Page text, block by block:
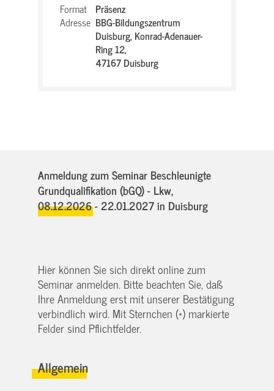
Format Präsenz
Adresse BBG-Bildungszentrum
Duisburg,Konrad-Adenauer-
Ring 12,
47167 Duisburg
Anmeldung zum Seminar Beschleunigte
Grundqualifikation (bGQ) - Lkw,
08.12.2026 - 22.01.2027in Duisburg
Hier können Sie sich direkt online zum
Seminar anmelden. Bitte beachten Sie, daß
Ihre Anmeldung erst mit unserer Bestätigung
verbindlich wird. Mit Sternchen (*) markierte
Felder sind Pflichtfelder.
Allgemein